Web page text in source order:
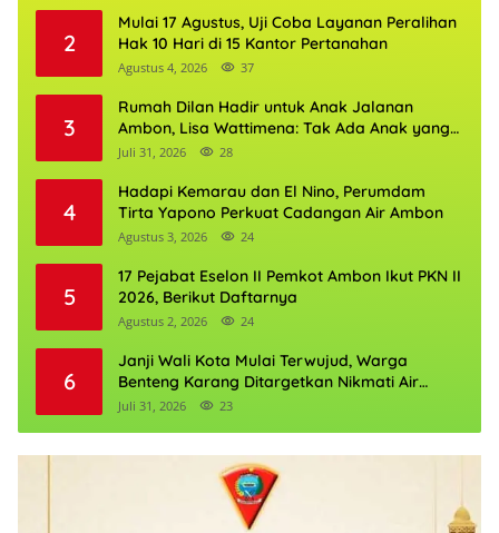
2
Mulai 17 Agustus, Uji Coba Layanan Peralihan
Hak 10 Hari di 15 Kantor Pertanahan
Agustus 4, 2026 37
3
Rumah Dilan Hadir untuk Anak Jalanan
Ambon, Lisa Wattimena: Tak Ada Anak yang
Boleh Kehilangan Masa Depannya
Juli 31, 2026 28
4
Hadapi Kemarau dan El Nino, Perumdam
Tirta Yapono Perkuat Cadangan Air Ambon
Agustus 3, 2026 24
5
17 Pejabat Eselon II Pemkot Ambon Ikut PKN II
2026, Berikut Daftarnya
Agustus 2, 2026 24
6
Janji Wali Kota Mulai Terwujud, Warga
Benteng Karang Ditargetkan Nikmati Air
Bersih Pekan Kedua Agustus
Juli 31, 2026 23